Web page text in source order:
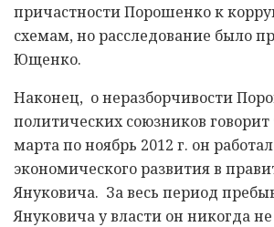
причастности Порошенко к
схемам, но расследование было
Ющенко.
Наконец, о неразборчивости
политических союзников говорит
марта по ноябрь 2012 г. он
экономического развития в
Януковича. За весь период
Януковича у власти он никогда